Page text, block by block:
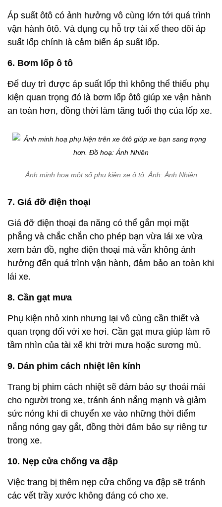
Áp suất ôtô có ảnh hưởng vô cùng lớn tới quá trình
vận hành ôtô. Và dụng cụ hỗ trợ tài xế theo dõi áp
suất lốp chính là cảm biến áp suất lốp.
6. Bơm lốp ô tô
Để duy trì được áp suất lốp thì không thể thiếu phụ
kiện quan trọng đó là bơm lốp ôtô giúp xe vận hành
an toàn hơn, đồng thời làm tăng tuổi thọ của lốp xe.
Ảnh minh hoạ một số phụ kiện xe ô tô. Ảnh: Ánh Nhiên
7. Giá đỡ điện thoại
Giá đỡ điện thoại đa năng có thể gắn mọi mặt
phẳng và chắc chắn cho phép bạn vừa lái xe vừa
xem bản đồ, nghe điện thoại mà vẫn không ảnh
hưởng đến quá trình vận hành, đảm bảo an toàn khi
lái xe.
8. Cần gạt mưa
Phụ kiện nhỏ xinh nhưng lại vô cùng cần thiết và
quan trọng đối với xe hơi. Cần gạt mưa giúp làm rõ
tầm nhìn của tài xế khi trời mưa hoặc sương mù.
9. Dán phim cách nhiệt lên kính
Trang bị phim cách nhiệt sẽ đảm bảo sự thoải mái
cho người trong xe, tránh ánh nắng mạnh và giảm
sức nóng khi di chuyển xe vào những thời điểm
nắng nóng gay gắt, đồng thời đảm bảo sự riêng tư
trong xe.
10. Nẹp cửa chống va đập
Việc trang bị thêm nẹp cửa chống va đập sẽ tránh
các vết trầy xước không đáng có cho xe.